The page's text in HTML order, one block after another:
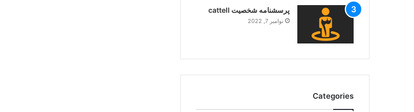
پرسشنامه شخصیت cattell
نوامبر 7, 2022
Categories